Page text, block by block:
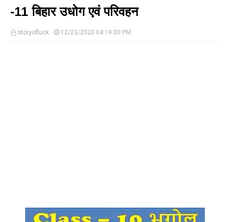
-11 बिहार उधोग एवं परिवहन
storyofluck 12/23/2020 04:19:00 PM